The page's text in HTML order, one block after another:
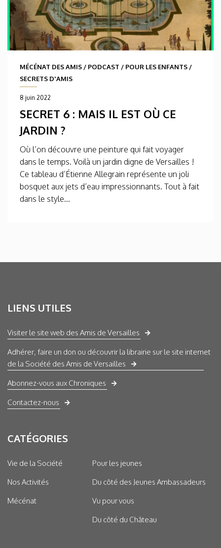
MÉCÉNAT DES AMIS / PODCAST / POUR LES ENFANTS /
SECRETS D'AMIS
8 juin 2022
SECRET 6 : MAIS IL EST OÙ CE
JARDIN ?
Où l’on découvre une peinture qui fait voyager
dans le temps. Voilà un jardin digne de Versailles !
Ce tableau d’Étienne Allegrain représente un joli
bosquet aux jets d’eau impressionnants. Tout à fait
dans le style...
LIENS UTILES
Visiter le site web des Amis de Versailles
Adhérer, faire un don ou découvrir la librairie sur le site internet
de la Société des Amis de Versailles
Abonnez-vous aux Chroniques
Contactez-nous
CATÉGORIES
Vie de la Société
Nos Activités
Mécénat
Pour les jeunes
Du côté des Jeunes Ambassadeurs
Vu pour vous
Du côté du Château